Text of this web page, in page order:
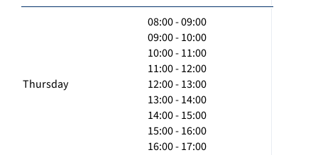
Thursday
08:00 - 09:00
09:00 - 10:00
10:00 - 11:00
11:00 - 12:00
12:00 - 13:00
13:00 - 14:00
14:00 - 15:00
15:00 - 16:00
16:00 - 17:00